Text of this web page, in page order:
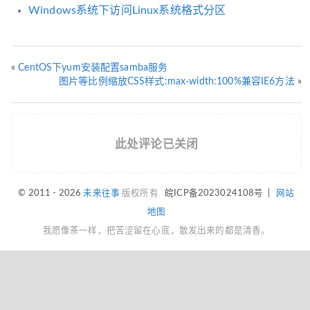
Windows系统下访问Linux系统格式分区
«CentOS下yum安装配置samba服务
图片等比例缩放CSS样式:max-width:100%兼容IE6方法»
此处评论已关闭
© 2011 - 2026未来往事 版权所有 皖ICP备2023024108号 网站
地图
我愿像茶一样，把苦涩留在心底，散发出来的都是清香。